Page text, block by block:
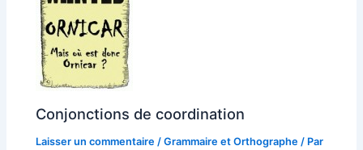
Conjonctions de coordination
Laisser un commentaire /Grammaire et Orthographe / Par